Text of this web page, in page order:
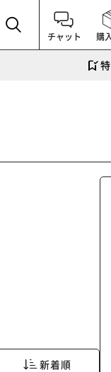
チャット 購
新着順